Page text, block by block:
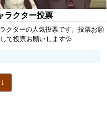
ラクター投票
クターの人気投票です。投票お願
て投票お願いします💦
1